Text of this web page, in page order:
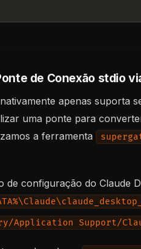
de Conexão stdio
apenas suporta
uma ponte para
a ferramenta
de configuração do Claude
Application Support/